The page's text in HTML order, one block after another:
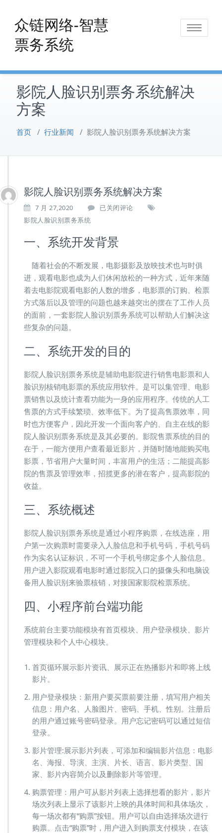
content
众链网络-智慧
票务系统
Toggle
影院人脸识别票务系统解决
方案
首页 / 行业新闻 / 影院人脸识别票务系统解决方案
影院人脸识别票务系统解决方案
7 月 27,2020
影
脸
识
票
务
系
统
解
决
已关闭评论
影院人脸识别票务系统
一、系统开发背景
随着社会的不断发展，电影摄影及放映技术也与时俱
进，观看电影也成为人们休闲放松的一种方式，近年来随
着去电影院观看电影的人数的增多，电影票的订购、检票
方式落后以及管理的问题也越来越突出的摆在了工作人员
的面前，一套影院人脸识别票务系统可以帮助人们解决这
些复杂的问题。
二、系统开发的目的
影院人脸识别票务系统是辅助电影院进行销售电影票和人
脸识别核销电影票的系统应用软件。是可以集管理、电影
票销售以及统计查看功能为一身的应用程序。传统的人工
售票的方式手续繁琐、效率低下。为了提高售票效率，同
时也方便客户，因此开发一个面向客户的、自主在线的影
院人脸识别票务系统是及其必要的。影院售票系统的目的
在于，一能方便用户查看最近影片，并随时随地能购买电
影票，节省用户大量时间，丰富用户的生活；二能提高影
院的售票及管理效率，招揽更多的潜在客户，提高影院的
收益。
三、系统概述
影院人脸识别票务系统是通过小程序购票，在线选座，用
户第一次购票时需要录入人脸信息和手机号码，手机号码
作为实名认证标识，不可一个手机号绑定多个人脸信息。
用户进入影院观看电影时通过影院入口的摄像头和电脑设
备用人脸识别来验票核销，对接国家影院检票系统。
四、小程序前台端功能
系统前台主要功能模块有首页模块、用户登录模块、影片
管理模块和个人中心模块。
首页循环展示影片资讯、展示正在热播影片和即将上线
影片。
用户登录模块：新用户要买票前要注册，填写用户相关
信息：用户名、人脸图片、密码、手机、性别。注册后
的用户通过账号密码登录。用户忘记密码可以通过短信
登录。
影片管理:展示影片列表，可添加和编辑影片信息：电影
名、海报、导演、主演、片长、语言、影片类型、国
家、影片内容简介以及删除影片等管理。
购票管理：用户可从影片列表上选择想看的影片，影片
场次列表上显示了该影片上映的具体时间和具体场次，
每一场次都有“购票”按钮。用户可以自由选择场次进行
购票。点击“购票”时，用户进入到购票支付模块，在该